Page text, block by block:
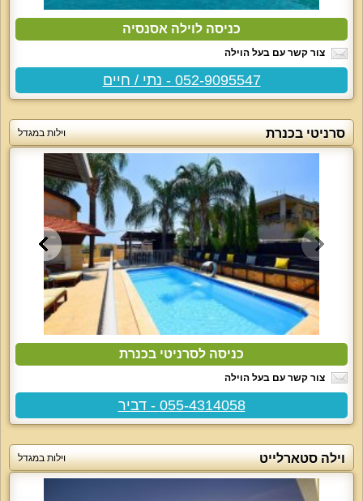
כניסה לוילה אסנסיה
צור קשר עם בעל הוילה
052-9095547 - נתי / חיים
סרניטי בכנרת וילות במגדל
כניסה לסרניטי בכנרת
צור קשר עם בעל הוילה
055-4314058 - דביר
וילה סטארלייט וילות במגדל